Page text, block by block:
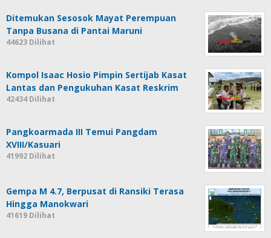
Ditemukan Sesosok Mayat Perempuan
Tanpa Busana di Pantai Maruni
44623 Dilihat
Kompol Isaac Hosio Pimpin Sertijab Kasat
Lantas dan Pengukuhan Kasat Reskrim
42434 Dilihat
Pangkoarmada III Temui Pangdam
XVIII/Kasuari
41992 Dilihat
Gempa M 4.7, Berpusat di Ransiki Terasa
Hingga Manokwari
41619 Dilihat